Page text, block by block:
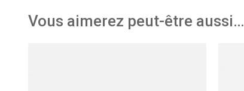
Vous aimerez peut-être aussi…